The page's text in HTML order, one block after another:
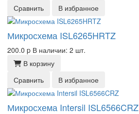
Сравнить
В избранное
Микросхема ISL6265HRTZ
200.0 p В наличии: 2 шт.
В корзину
Сравнить
В избранное
Микросхема Intersil ISL6566CRZ